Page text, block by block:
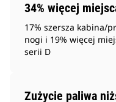
34% więcej
17% szersza kabina/
nogi i 19% więcej
serii D
Zużycie paliwa